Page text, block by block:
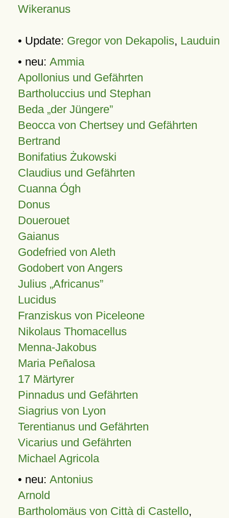
Wikeranus
• Update: Gregor von Dekapolis, Lauduin
• neu: Ammia
Apollonius und Gefährten
Bartholuccius und Stephan
Beda „der Jüngere”
Beocca von Chertsey und Gefährten
Bertrand
Bonifatius Żukowski
Claudius und Gefährten
Cuanna Ógh
Donus
Douerouet
Gaianus
Godefried von Aleth
Godobert von Angers
Julius Africanus
Lucidus
Franziskus von Piceleone
Nikolaus Thomacellus
Menna-Jakobus
Maria Peñalosa
17 Märtyrer
Pinnadus und Gefährten
Siagrius von Lyon
Terentianus und Gefährten
Vicarius und Gefährten
Michael Agricola
• neu: Antonius
Arnold
Bartholomäus von Città di Castello,